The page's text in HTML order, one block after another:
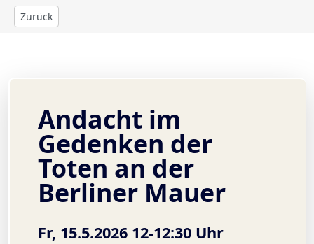
Zurück
Andacht im
Gedenken der
Toten an der
Berliner Mauer
Fr, 15.5.2026 12-12:30 Uhr